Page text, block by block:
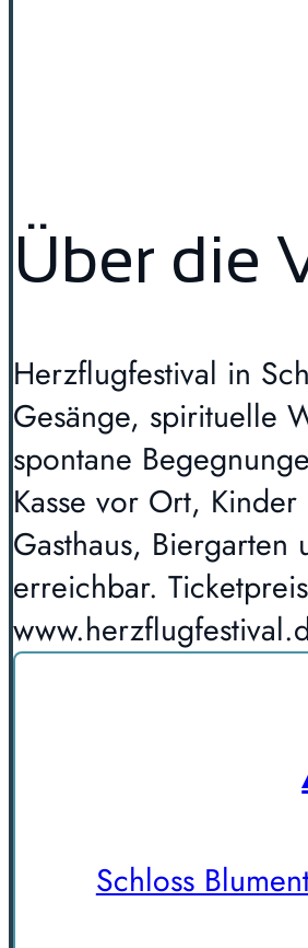
Über die
Herzflugfestival in
Gesänge, spirituelle
spontane
Kasse vor Ort,
Gasthaus,
erreichbar.
Schloss